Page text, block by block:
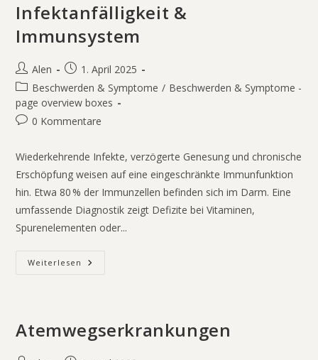
Infektanfälligkeit &
Immunsystem
Alen
1. April 2025
Beschwerden & Symptome / Beschwerden & Symptome -
page overview boxes
0 Kommentare
Wiederkehrende Infekte, verzögerte Genesung und chronische
Erschöpfung weisen auf eine eingeschränkte Immunfunktion
hin. Etwa 80 % der Immunzellen befinden sich im Darm. Eine
umfassende Diagnostik zeigt Defizite bei Vitaminen,
Spurenelementen oder...
Weiterlesen
Atemwegserkrankungen